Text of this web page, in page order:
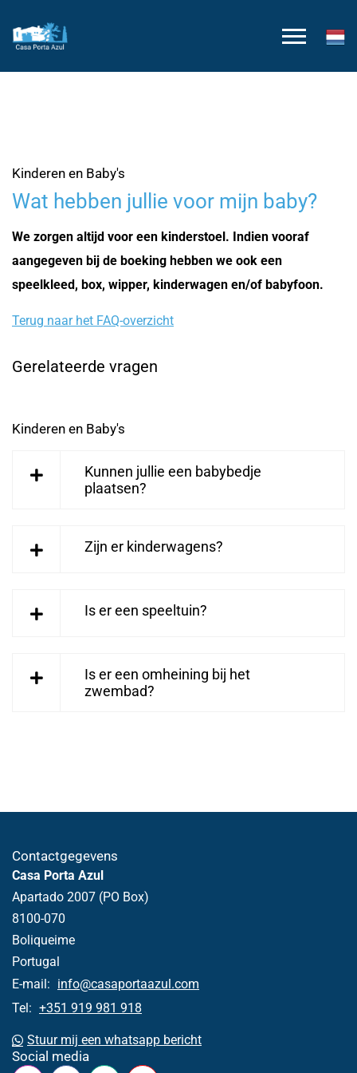
Kinderen en Baby's
Wat hebben jullie voor mijn baby?
We zorgen altijd voor een kinderstoel. Indien vooraf
aangegeven bij de boeking hebben we ook een
speelkleed, box, wipper, kinderwagen en/of babyfoon.
Terug naar het FAQ-overzicht
Gerelateerde vragen
Kinderen en Baby's
Kunnen jullie een babybedje
plaatsen?
Zijn er kinderwagens?
Is er een speeltuin?
Is er een omheining bij het
zwembad?
Contactgegevens
Casa Porta Azul
Apartado 2007 (PO Box)
8100-070
Boliqueime
Portugal
E-mail: info@casaportaazul.com
Tel: +351 919 981 918
Stuur mij een whatsapp bericht
Social media